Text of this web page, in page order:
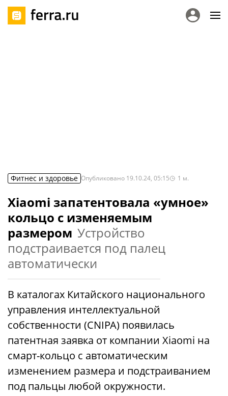
Фитнес и здоровье Опубликовано 19.10.24, 05:15 1 м.
Xiaomi запатентовала «умное»
кольцо с изменяемым
размером Устройство
подстраивается под палец
автоматически
В каталогах Китайского национального
управления интеллектуальной
собственности (CNIPA) появилась
патентная заявка от компании Xiaomi на
смарт-кольцо с автоматическим
изменением размера и подстраиванием
под пальцы любой окружности.